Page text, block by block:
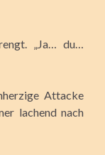
„Ja… du…
Attacke
lachend nach